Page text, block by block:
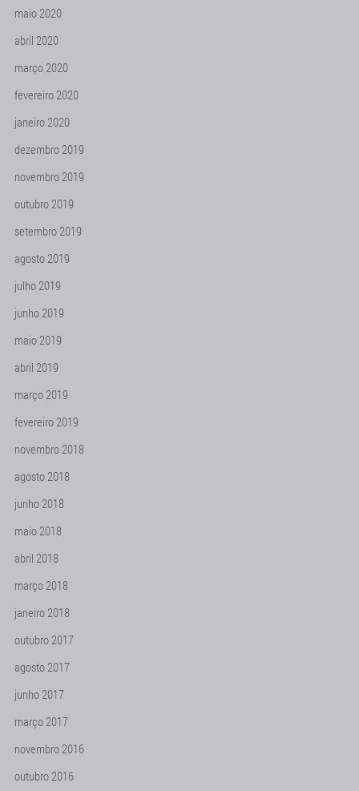
maio 2020
abril 2020
março 2020
fevereiro 2020
janeiro 2020
dezembro 2019
novembro 2019
outubro 2019
setembro 2019
agosto 2019
julho 2019
junho 2019
maio 2019
abril 2019
março 2019
fevereiro 2019
novembro 2018
agosto 2018
junho 2018
maio 2018
abril 2018
março 2018
janeiro 2018
outubro 2017
agosto 2017
junho 2017
março 2017
novembro 2016
outubro 2016